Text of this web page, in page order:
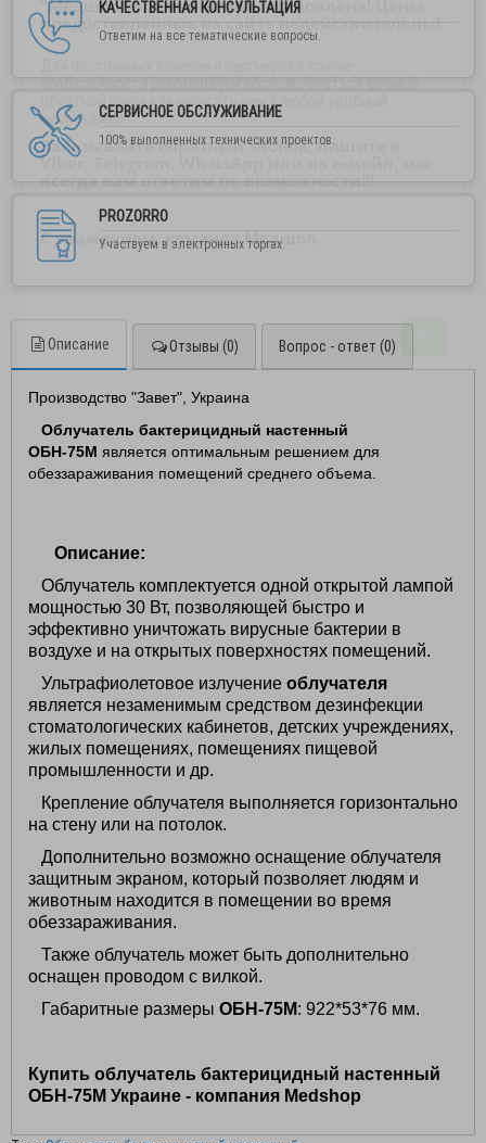
КАЧЕСТВЕННАЯ КОНСУЛЬТАЦИЯ
Ответим на все тематические вопросы.
СЕРВИСНОЕ ОБСЛУЖИВАНИЕ
100% выполненных технических проектов.
PROZORRO
Участвуем в электронных торгах.
Описание Отзывы (0) Вопрос - ответ (0)
Производство "Завет", Украина
Облучатель бактерицидный настенный
ОБН-75М является оптимальным решением для
обеззараживания помещений среднего объема.
Описание:
Облучатель комплектуется одной открытой лампой
мощностью 30 Вт, позволяющей быстро и
эффективно уничтожать вирусные бактерии в
воздухе и на открытых поверхностях помещений.
Ультрафиолетовое излучение облучателя
является незаменимым средством дезинфекции
стоматологических кабинетов, детских учреждениях,
жилых помещениях, помещениях пищевой
промышленности и др.
Крепление облучателя выполняется горизонтально
на стену или на потолок.
Дополнительно возможно оснащение облучателя
защитным экраном, который позволяет людям и
животным находится в помещении во время
обеззараживания.
Также облучатель может быть дополнительно
оснащен проводом с вилкой.
Габаритные размеры ОБН-75М: 922*53*76 мм.
Купить облучатель бактерицидный настенный
ОБН-75М Украине - компания Medshop
"Медшоп" временно приостановлена! Цены
предоставленные на сайте недействительны!
необходимости рекомендуем воспользоваться формой
обратной связи или написать нам в любой удобный
мессенджер.
Заказывайте обратный звонок, пишите в
Viber, Telegram, WhatsApp или на е-мейл, мы
всегда вам ответим по возможности!!!
С уважением, команда Медшоп.